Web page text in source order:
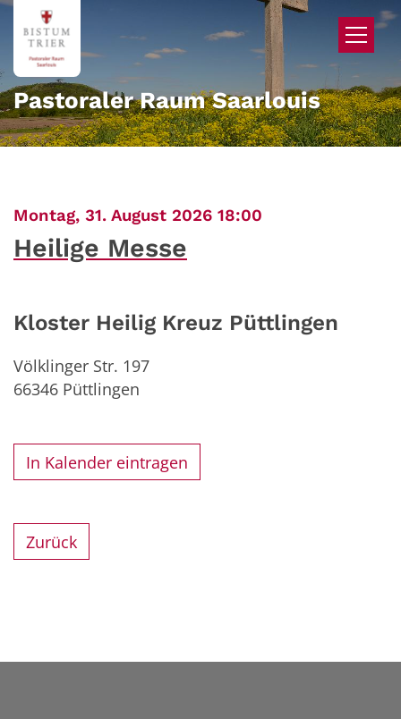
Zum Inhalt springen
Pastoraler Raum Saarlouis
Montag, 31. August 2026 18:00
Heilige Messe
Kloster Heilig Kreuz Püttlingen
Völklinger Str. 197
66346 Püttlingen
In Kalender eintragen
Zurück